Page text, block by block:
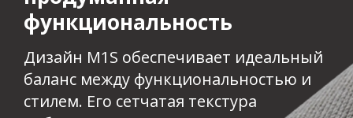
функциональность​
Дизайн M1S обеспечивает идеальный
баланс между функциональностью и
стилем. Его сетчатая текстура